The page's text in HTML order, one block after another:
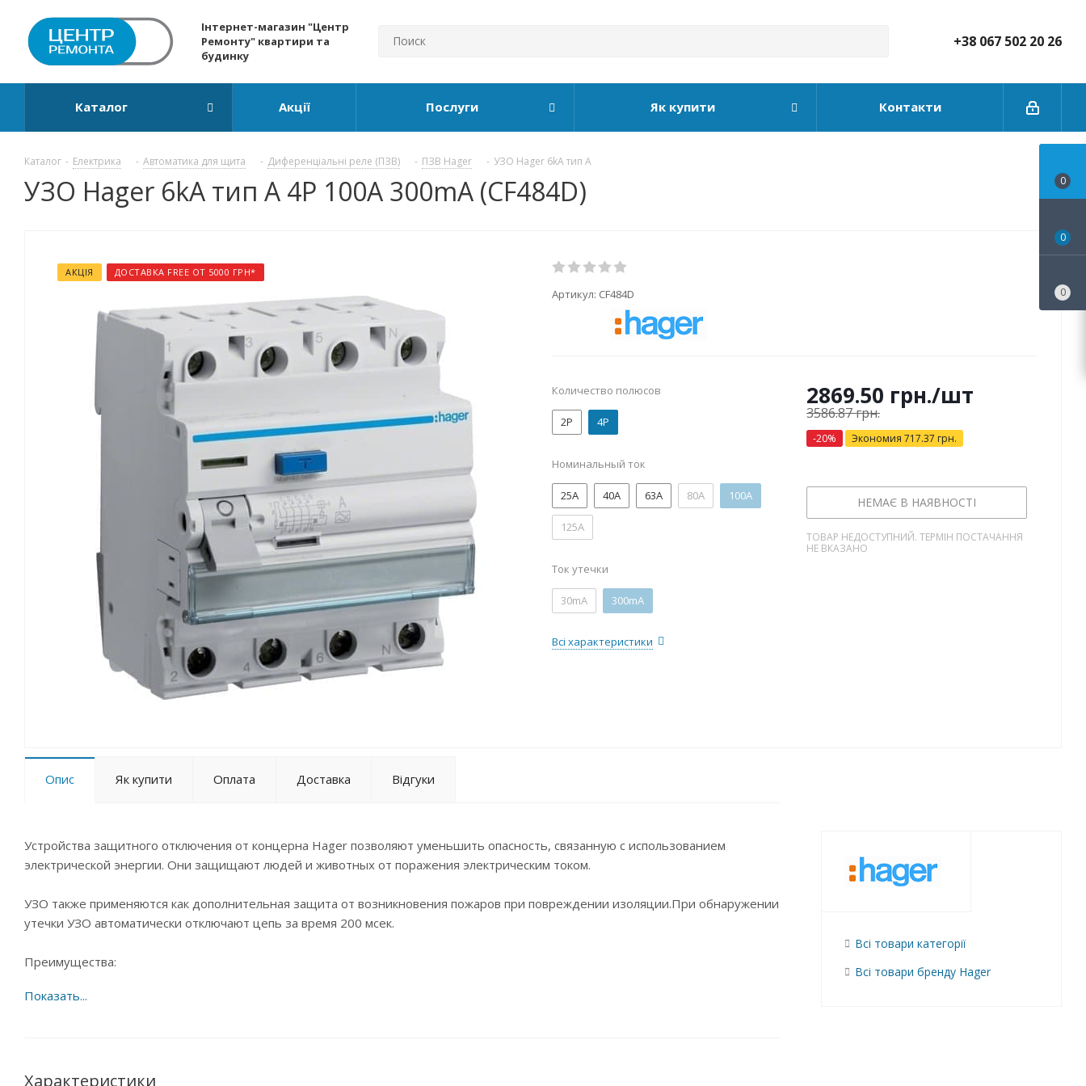
Інтернет-магазин "Центр
Ремонту" квартири та
будинку
+38 067 502 20 26
Каталог Акції Послуги Як купити Контакти
Каталог - Електрика - Автоматика для щита - Диференціальні реле (ПЗВ) - ПЗВ Hager - УЗО Hager 6kA тип А
УЗО Hager 6kA тип А 4P 100А 300mA (CF484D)
АКЦІЯ ДОСТАВКА FREE ОТ 5000 ГРН*
Артикул: CF484D
Количество полюсов
2P 4P
Номинальный ток
25А 40А 63А 80А 100А
125А
Ток утечки
30mA 300mA
Всі характеристики
2869.50 грн./шт
3586.87грн.
-20% Экономия 717.37 грн.
НЕМАЄ В НАЯВНОСТІ
ТОВАР НЕДОСТУПНИЙ. ТЕРМІН ПОСТАЧАННЯ
НЕ ВКАЗАНО
Опис Як купити Оплата Доставка Відгуки
Устройства защитного отключения от концерна Hager позволяют уменьшить опасность, связанную с использованием
электрической энергии. Они защищают людей и животных от поражения электрическим током.
УЗО также применяются как дополнительная защита от возникновения пожаров при повреждении изоляции.При обнаружении
утечки УЗО автоматически отключают цепь за время 200 мсек.
Преимущества:
• Однозначная индикация положения коммутации при помощи надписи ON/OFF (ВКЛ/ВЫКЛ) на рычаге
применения инструментов
Характеристики
Всі товари категорії
Всі товари бренду Hager
0
0
0